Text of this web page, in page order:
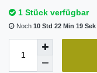
1 Stück verfügbar
Noch 10 Std 22 Min 19 Sek